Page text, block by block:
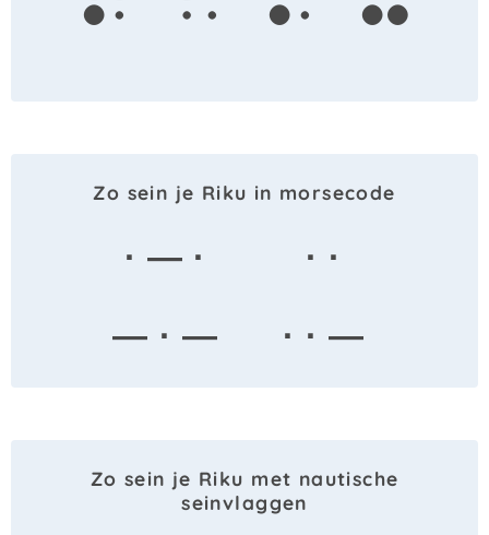
Zo sein je Riku in morsecode
· — ·
· ·
— · —
· · —
Zo sein je Riku met nautische
seinvlaggen